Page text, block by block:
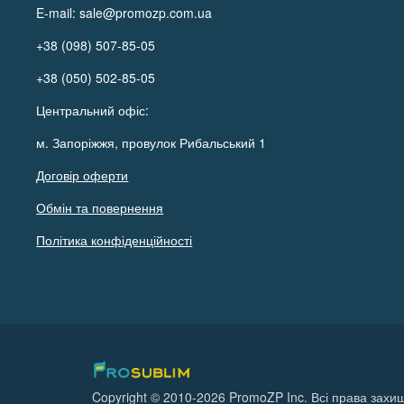
E-mail:sale@promozp.com.ua
+38 (098) 507-85-05
+38 (050) 502-85-05
Центральний офіс:
м. Запоріжжя, провулок Рибальський 1
Договір оферти
Обмін та повернення
Політика конфіденційності
Copyright © 2010-2026 PromoZP Inc. Всі права